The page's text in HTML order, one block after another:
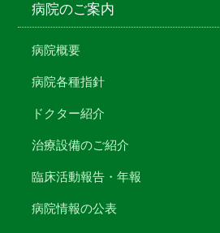
病院のご案内
病院概要
病院各種指針
ドクター紹介
治療設備のご紹介
臨床活動報告・年報
病院情報の公表